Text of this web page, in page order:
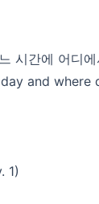
시간에 어디
and where
1)